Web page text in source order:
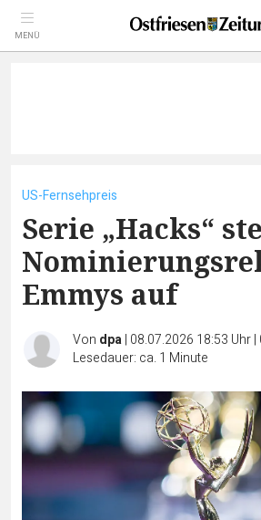
MENÜ
US-Fernsehpreis
Serie „Hacks“
Emmys auf
Von dpa| 08.07.2026 18:53 Uhr|
Lesedauer: ca. 1 Minute